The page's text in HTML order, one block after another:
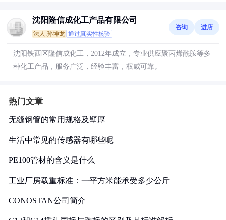
沈阳隆信成化工产品有限公司
法人:孙坤龙 通过真实性核验
咨询 进店
沈阳铁西区隆信成化工，2012年成立，专业供应聚丙烯酰胺等多
种化工产品，服务广泛，经验丰富，权威可靠。
热门文章
无缝钢管的常用规格及壁厚
生活中常见的传感器有哪些呢
PE100管材的含义是什么
工业厂房载重标准：一平方米能承受多少公斤
CONOSTAN公司简介